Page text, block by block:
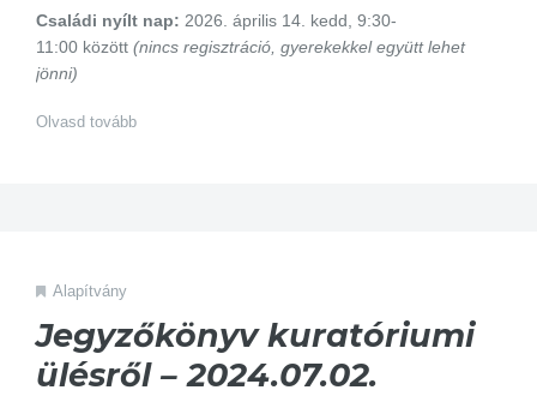
Családi nyílt nap: 2026. április 14. kedd, 9:30-
11:00 között (nincs regisztráció, gyerekekkel együtt lehet
jönni)
Olvasd tovább
Alapítvány
Jegyzőkönyv kuratóriumi
ülésről – 2024.07.02.